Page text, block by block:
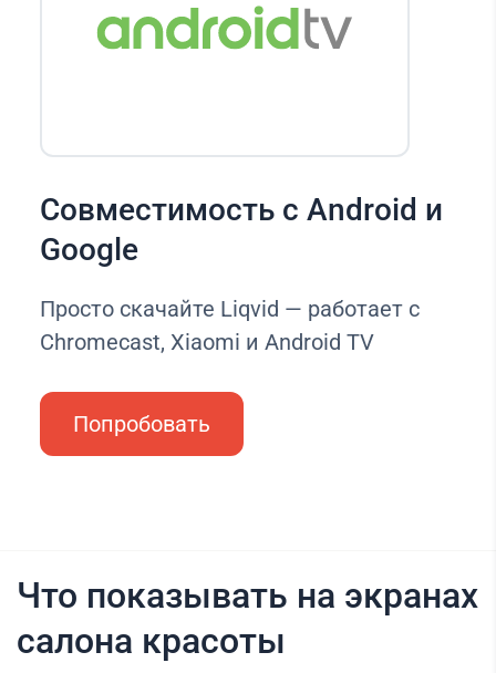
Совместимость с Android и
Google
Просто скачайте Liqvid — работает с
Chromecast, Xiaomi и Android TV
Попробовать
Что показывать на экранах
салона красоты